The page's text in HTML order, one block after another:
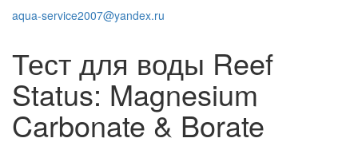
aqua-service2007@yandex.ru
Тест для воды Reef
Status: Magnesium
Carbonate & Borate